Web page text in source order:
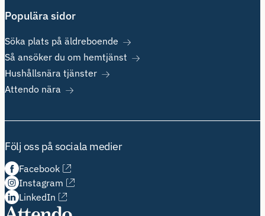
Populära sidor
Söka plats på äldreboende
Så ansöker du om hemtjänst
Hushållsnära tjänster
Attendo nära
Följ oss på sociala medier
Facebook
Instagram
LinkedIn